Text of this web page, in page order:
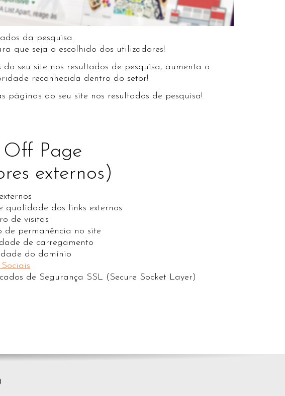
da pesquisa.
que seja o escolhido dos utilizadores!
seu site nos resultados de pesquisa, aumenta o
reconhecida dentro do setor!
do seu site nos resultados de pesquisa!
Page
externos)
qualidade dos links externos
de visitas
de permanência no site
de carregamento
do domínio
Sociais
de Segurança SSL (Secure Socket Layer)